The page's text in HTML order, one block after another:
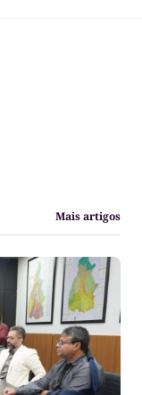
Mais artigos